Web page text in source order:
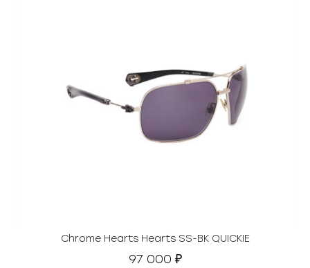
Chrome Hearts Hearts SS-BK QUICKIE
97 000 ₽